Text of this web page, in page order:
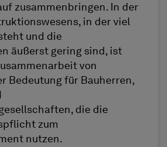
zusammenbringen. In der
in der viel
und die
äußerst gering sind, ist
von
Bedeutung für Bauherren,
die die
zum
nutzen.